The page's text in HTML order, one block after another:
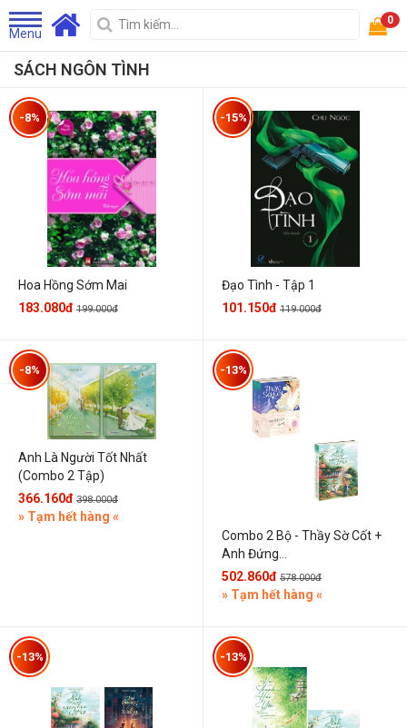
Menu
0
SÁCH NGÔN TÌNH
Hoa Hồng Sớm Mai
-8%
183.080đ 199.000đ
Đạo Tình - Tập 1
-15%
101.150đ 119.000đ
Anh Là Người Tốt Nhất
(Combo 2 Tập)
-8%
366.160đ 398.000đ
» Tạm hết hàng «
Combo 2 Bộ - Thầy Sờ Cốt +
Anh Đứng...
-13%
502.860đ 578.000đ
» Tạm hết hàng «
-13% -13%